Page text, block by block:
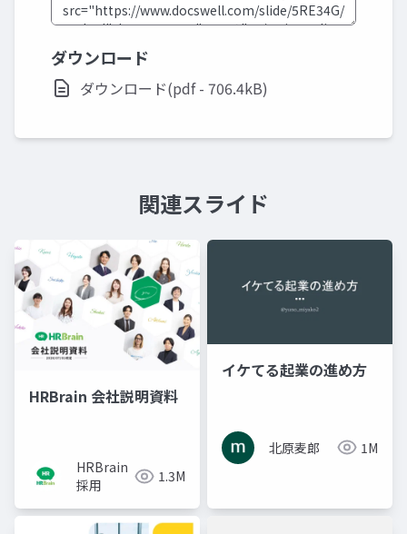
ダウンロード
ダウンロード(pdf - 706.4kB)
関連スライド
HRBrain 会社説明資料
HRBrain
採用
1.3M
イケてる起業の進め方
北原麦郎 1M